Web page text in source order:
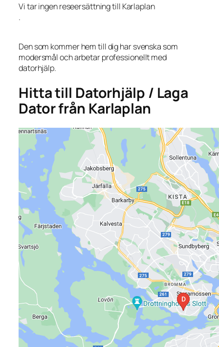
Vi tar ingen reseersättning till Karlaplan
.
Den som kommer hem till dig har svenska som
modersmål och arbetar professionellt med
datorhjälp.
Hitta till Datorhjälp / Laga
Dator från Karlaplan